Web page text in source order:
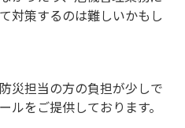
対策するのは難しいかもし
災担当の方の負担が少しで
ルをご提供しております。